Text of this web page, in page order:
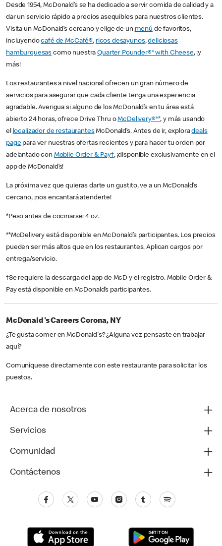
Desde 1954, McDonald’s se ha dedicado a servir comida de calidad y a
dar un servicio rápido a precios asequibles para nuestros clientes.
Visita un McDonald’s cercano y elige de un menú de favoritos,
incluyendocafé de McCafé®, ricos desayunos,deliciosas
hamburguesas como nuestraQuarter Pounder®* with Cheese, ¡y
más!
Los restaurantes a nivel nacional ofrecen un gran número de
servicios para asegurar que cada cliente tenga una experiencia
agradable. Averigua si alguno de los McDonald’s en tu área está
abierto 24 horas, ofrece Drive Thru oMcDelivery®**, y más usando
el localizador de restaurantesMcDonald’s. Antes de ir, exploradeals
pagepara ver nuestras ofertas recientes y para hacer tu orden por
adelantado con Mobile Order & Pay†, ¡disponible exclusivamente en el
app de McDonald’s!
La próxima vez que quieras darte un gustito, ve a un McDonald’s
cercano, ¡nos encantará atenderte!
*Peso antes de cocinarse: 4 oz.
**McDelivery está disponible en McDonald’s participantes. Los precios
pueden ser más altos que en los restaurantes. Aplican cargos por
entrega/servicio.
†Se requiere la descarga del app de McD y el registro. Mobile Order &
Pay está disponible en McDonald’s participantes.
McDonald's Careers Corona, NY
¿Te gusta comer en McDonald's? ¿Alguna vez pensaste en trabajar
aquí?
Comuníquese directamente con este restaurante para solicitar los
puestos.
Acerca de nosotros
Servicios
Comunidad
Contáctenos